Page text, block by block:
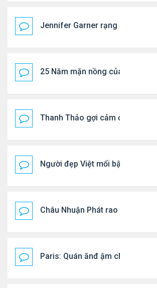
Jennifer Garner rạng rỡ bên
25 Năm mặn nồng của 'Điệp
Thanh Thảo gợi cảm ở tuổi 49
Người đẹp Việt mổi bật giữa dàn
Châu Nhuận Phát rao bán tài sản
Paris: Quán ănđ ậm chất Việt